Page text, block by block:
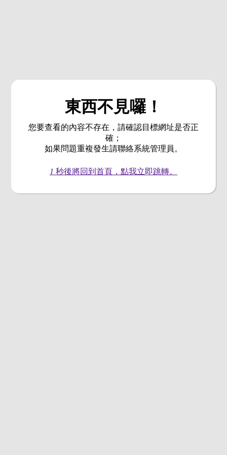
東西不見囉！
您要查看的內容不存在，請確認目標網址是否正
確；
如果問題重複發生請聯絡系統管理員。
1 秒後將回到首頁，點我立即跳轉。